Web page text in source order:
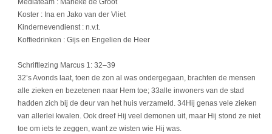
Mediateam : Marieke de Groot
Koster : Ina en Jako van der Vliet
Kindernevendienst : n.v.t.
Koffiedrinken : Gijs en Engelien de Heer
Schriftlezing Marcus 1: 32–39
32’s Avonds laat, toen de zon al was ondergegaan, brachten de mensen
alle zieken en bezetenen naar Hem toe; 33alle inwoners van de stad
hadden zich bij de deur van het huis verzameld. 34Hij genas vele zieken
van allerlei kwalen. Ook dreef Hij veel demonen uit, maar Hij stond ze niet
toe om iets te zeggen, want ze wisten wie Hij was.